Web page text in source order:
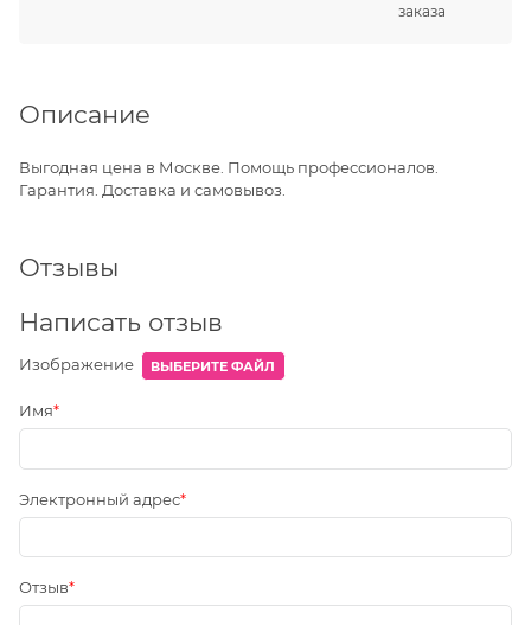
заказа
Описание
Выгодная цена в Москве. Помощь профессионалов.
Гарантия. Доставка и самовывоз.
Отзывы
Написать отзыв
Изображение ВЫБЕРИТЕ ФАЙЛ
Имя
Электронный адрес
Отзыв